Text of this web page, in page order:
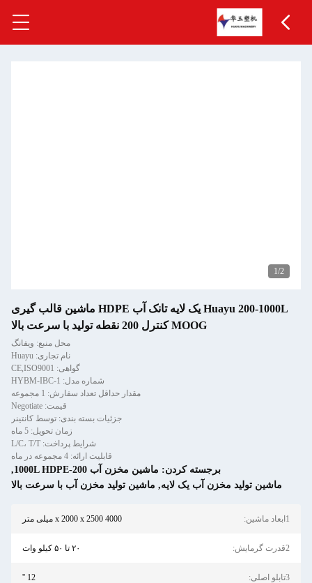
1/2
Huayu 200-1000L یک لایه تانک آب HDPE ماشین قالب گیری
MOOG کنترل 200 نقطه تولید با سرعت بالا
محل منبع: ویفانگ
نام تجاری: Huayu
گواهی: CE,ISO9001
شماره مدل: HYBM-IBC-1
مقدار حداقل تعداد سفارش: 1 مجموعه
قیمت: Negotiate
جزئیات بسته بندی: توسط کانتینر
زمان تحویل: 5 ماه
شرایط پرداخت: L/C، T/T
قابلیت ارائه: 4 مجموعه در ماه
برجسته کردن: ماشین مخزن آب 200-1000L HDPE
,
ماشین تولید مخزن آب یک لایه, ماشین تولید مخزن آب با سرعت بالا
1ابعاد ماشین: 4000 x 2000 x 2500 میلی متر
2قدرت گرمایش: ۲۰ تا ۵۰ کیلو وات
3تابلو اصلی: 12 ''